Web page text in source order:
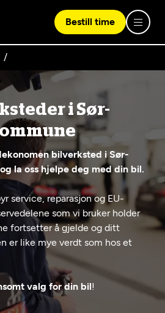
bil (opptil 3,5t)
Bestill time
kunde ennå? Opprett en konto
nedenfor.
en konto
på denne enhet
i Sør-
bilverksted i Sør-
la oss hjelpe deg med din bil.
service, reparasjon og EU-
som vi bruker holder
fortsetter å gjelde og ditt
er like mye verdt som hos et
valg for din bil!